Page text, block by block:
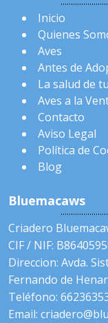
Inicio
Quienes
Aves
Antes de
La salud de
Aves a la
Contacto
Aviso Legal
Política de
Blog
Bluemacaws
Criadero
CIF / NIF:
Direccion: Avda.
Fernando de
Teléfono:
Email: